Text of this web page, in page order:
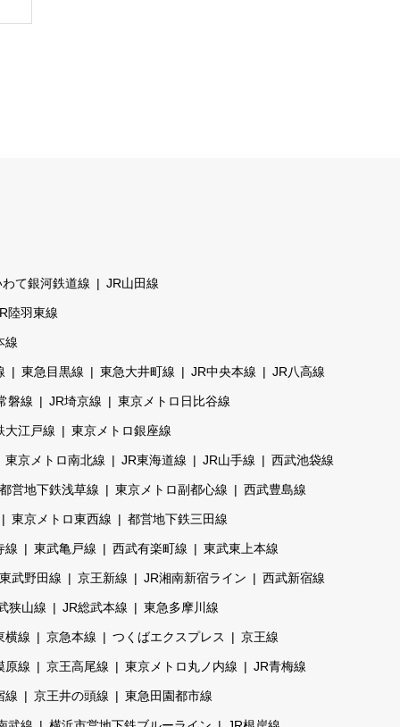
わて銀河鉄道線 JR山田線
陸羽東線
線
東急目黒線 東急大井町線 JR中央本線 JR八高線
磐線 JR埼京線 東京メトロ日比谷線
大江戸線 東京メトロ銀座線
東京メトロ南北線 JR東海道線 JR山手線 西武池袋線
都営地下鉄浅草線 東京メトロ副都心線 西武豊島線
東京メトロ東西線 都営地下鉄三田線
線 東武亀戸線 西武有楽町線 東武東上本線
東武野田線 京王新線 JR湘南新宿ライン 西武新宿線
狭山線 JR総武本線 東急多摩川線
横線 京急本線 つくばエクスプレス 京王線
原線 京王高尾線 東京メトロ丸ノ内線 JR青梅線
線 京王井の頭線 東急田園都市線